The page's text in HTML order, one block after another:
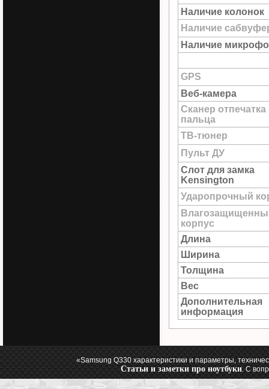
Наличие колонок
Наличие
Наличие
GPS
Веб-камера
Сканер отпечатка
пальца
ТВ-тюнер
Пульт ДУ
Слот для замка
Kensington
Ударопрочный
корпус
Длина
Ширина
Толщина
Вес
Дополнительная
информация
«Samsung Q330 характеристики и параметры,
Статьи и заметки про ноутбуки. С